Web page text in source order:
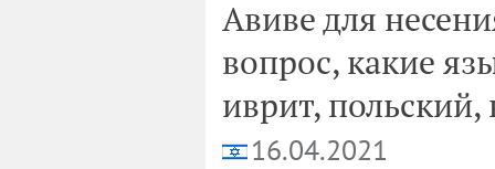
Авиве для
вопрос, какие
иврит,
16.04.2021